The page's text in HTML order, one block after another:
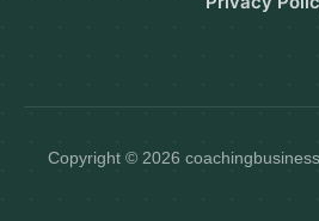
Copyright © 2026